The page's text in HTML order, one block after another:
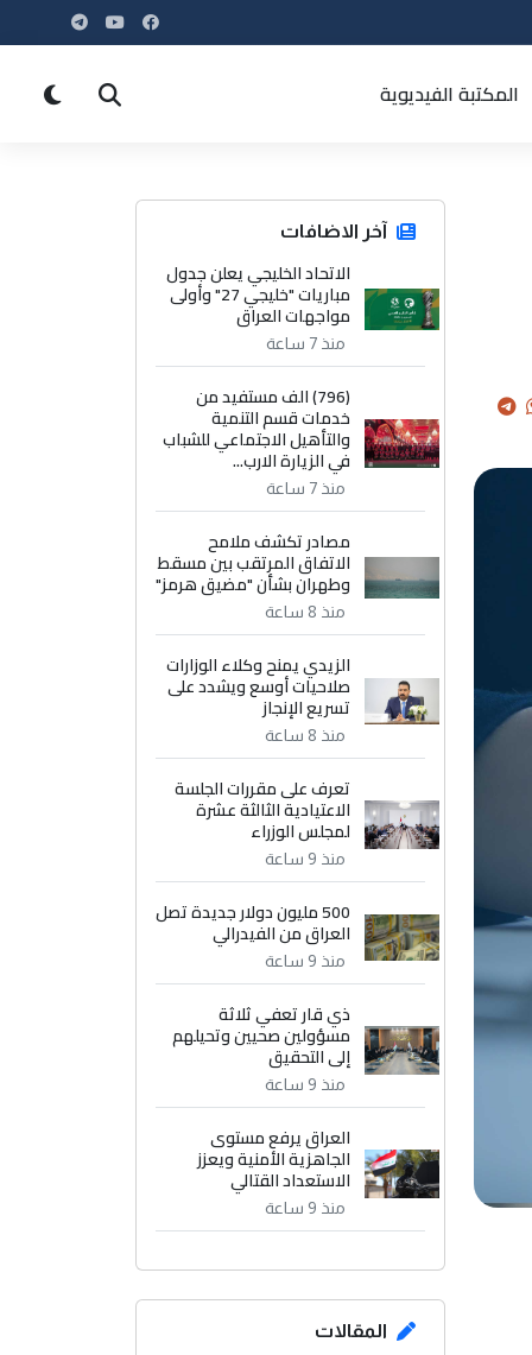
المكتبة الفيديوية
آخر الاضافات
الاتحاد الخليجي يعلن جدول
مباريات "خليجي 27" وأولى
مواجهات العراق
منذ 7 ساعة
(796) الف مستفيد من
خدمات قسم التنمية
والتأهيل الاجتماعي للشباب
في الزيارة الارب...
منذ 7 ساعة
مصادر تكشف ملامح
الاتفاق المرتقب بين مسقط
وطهران بشأن "مضيق هرمز"
منذ 8 ساعة
الزيدي يمنح وكلاء الوزارات
صلاحيات أوسع ويشدد على
تسريع الإنجاز
منذ 8 ساعة
تعرف على مقررات الجلسة
الاعتيادية الثالثة عشرة
لمجلس الوزراء
منذ 9 ساعة
500 مليون دولار جديدة تصل
العراق من الفيدرالي
منذ 9 ساعة
ذي قار تعفي ثلاثة
مسؤولين صحيين وتحيلهم
إلى التحقيق
منذ 9 ساعة
العراق يرفع مستوى
الجاهزية الأمنية ويعزز
الاستعداد القتالي
منذ 9 ساعة
المقالات